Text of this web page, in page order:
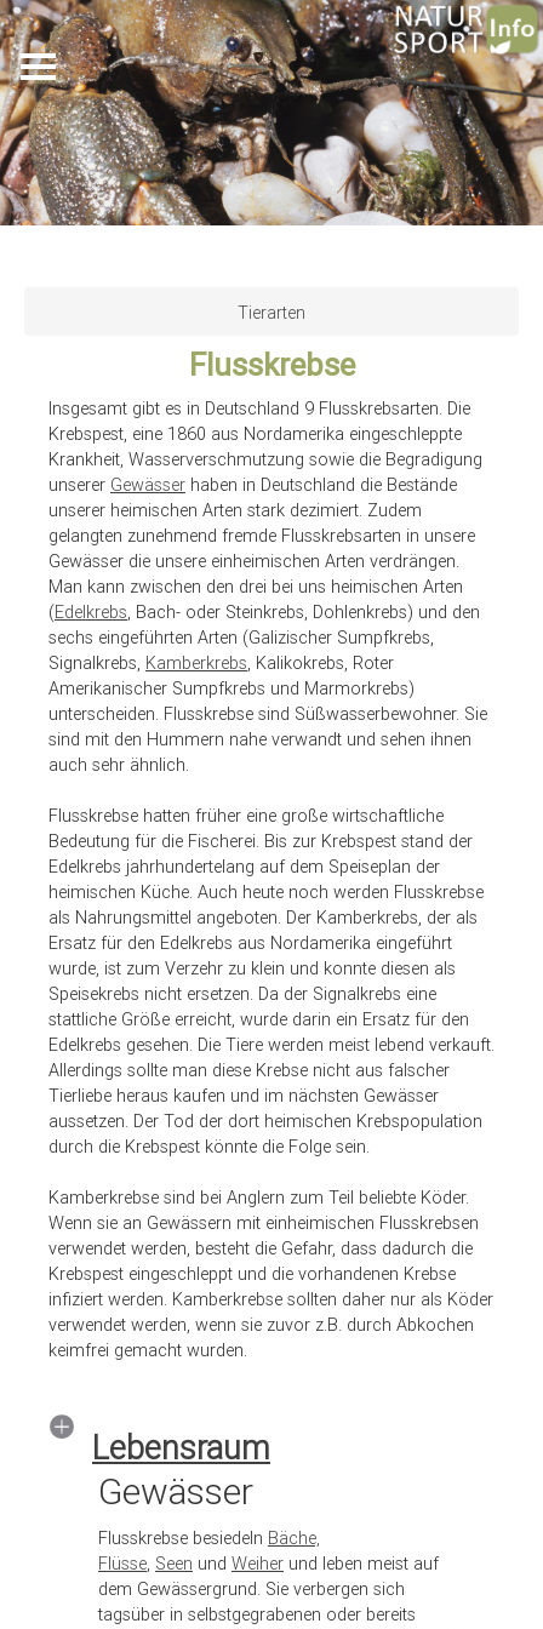
Tierarten
Flusskrebse
Insgesamt gibt es in Deutschland 9 Flusskrebsarten. Die
Krebspest, eine 1860 aus Nordamerika eingeschleppte
Krankheit, Wasserverschmutzung sowie die Begradigung
unserer Gewässer haben in Deutschland die Bestände
unserer heimischen Arten stark dezimiert. Zudem
gelangten zunehmend fremde Flusskrebsarten in unsere
Gewässer die unsere einheimischen Arten verdrängen.
Man kann zwischen den drei bei uns heimischen Arten
(Edelkrebs, Bach- oder Steinkrebs, Dohlenkrebs) und den
sechs eingeführten Arten (Galizischer Sumpfkrebs,
Signalkrebs, Kamberkrebs, Kalikokrebs, Roter
Amerikanischer Sumpfkrebs und Marmorkrebs)
unterscheiden. Flusskrebse sind Süßwasserbewohner. Sie
sind mit den Hummern nahe verwandt und sehen ihnen
auch sehr ähnlich.
Flusskrebse hatten früher eine große wirtschaftliche
Bedeutung für die Fischerei. Bis zur Krebspest stand der
Edelkrebs jahrhundertelang auf dem Speiseplan der
heimischen Küche. Auch heute noch werden Flusskrebse
als Nahrungsmittel angeboten. Der Kamberkrebs, der als
Ersatz für den Edelkrebs aus Nordamerika eingeführt
wurde, ist zum Verzehr zu klein und konnte diesen als
Speisekrebs nicht ersetzen. Da der Signalkrebs eine
stattliche Größe erreicht, wurde darin ein Ersatz für den
Edelkrebs gesehen. Die Tiere werden meist lebend verkauft.
Allerdings sollte man diese Krebse nicht aus falscher
Tierliebe heraus kaufen und im nächsten Gewässer
aussetzen. Der Tod der dort heimischen Krebspopulation
durch die Krebspest könnte die Folge sein.
Kamberkrebse sind bei Anglern zum Teil beliebte Köder.
Wenn sie an Gewässern mit einheimischen Flusskrebsen
verwendet werden, besteht die Gefahr, dass dadurch die
Krebspest eingeschleppt und die vorhandenen Krebse
infiziert werden. Kamberkrebse sollten daher nur als Köder
verwendet werden, wenn sie zuvor z.B. durch Abkochen
keimfrei gemacht wurden.
Lebensraum
Gewässer
Flusskrebse besiedeln Bäche,
Flüsse, Seen und Weiher und leben meist auf
dem Gewässergrund. Sie verbergen sich
tagsüber in selbstgegrabenen oder bereits